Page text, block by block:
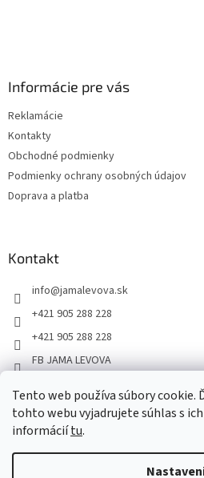
Tento web používa súbory cookie.
tohto webu vyjadrujete súhlas s
informáciítu.
Informácie pre vás
Reklamácie
Kontakty
Obchodné podmienky
Podmienky ochrany osobných údajov
Doprava a platba
Kontakt
info@jamalevova.sk
+421 905 288 228
+421 905 288 228
FB JAMA LEVOVA
JamaLevova
+421905288228